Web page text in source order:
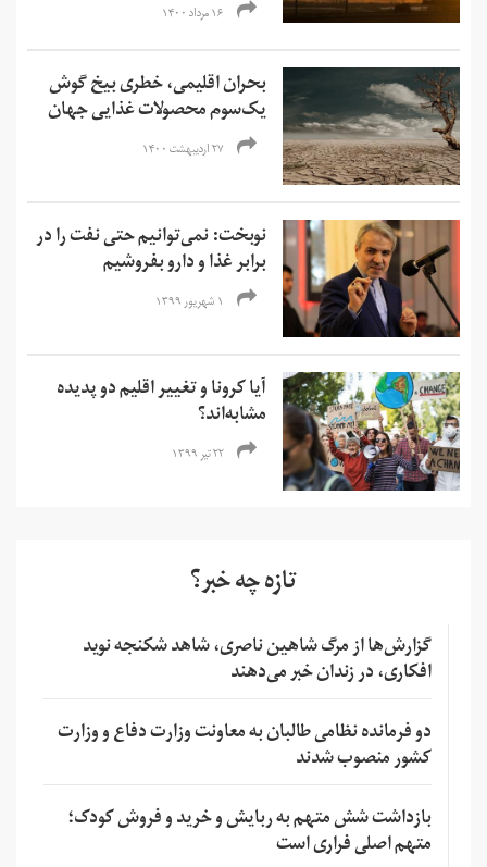
۱۶ مرداد ۱۴۰۰
بحران اقلیمی، خطری بیخ گوش
یک‌سوم محصولات غذایی جهان
۲۷ اردیبهشت ۱۴۰۰
نوبخت: نمی‌توانیم حتی نفت را در
برابر غذا و دارو بفروشیم
۱ شهریور ۱۳۹۹
آیا کرونا و تغییر اقلیم دو پدیده
مشابه‌اند؟
۲۲ تیر ۱۳۹۹
تازه چه خبر؟
گزارش‌ها از مرگ شاهین ناصری، شاهد شکنجه نوید
افکاری، در زندان خبر می‌دهند
دو فرمانده نظامی طالبان به معاونت وزارت دفاع و وزارت
کشور منصوب شدند
بازداشت شش متهم به ربایش و خرید و فروش کودک؛
متهم اصلی فراری است